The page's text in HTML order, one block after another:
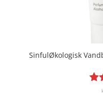
SinfulØkologisk